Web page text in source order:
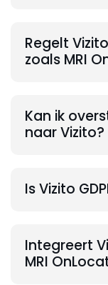
Regelt
zoals MRI
Kan ik
naar Vizito?
Is Vizito
Integreert
MRI